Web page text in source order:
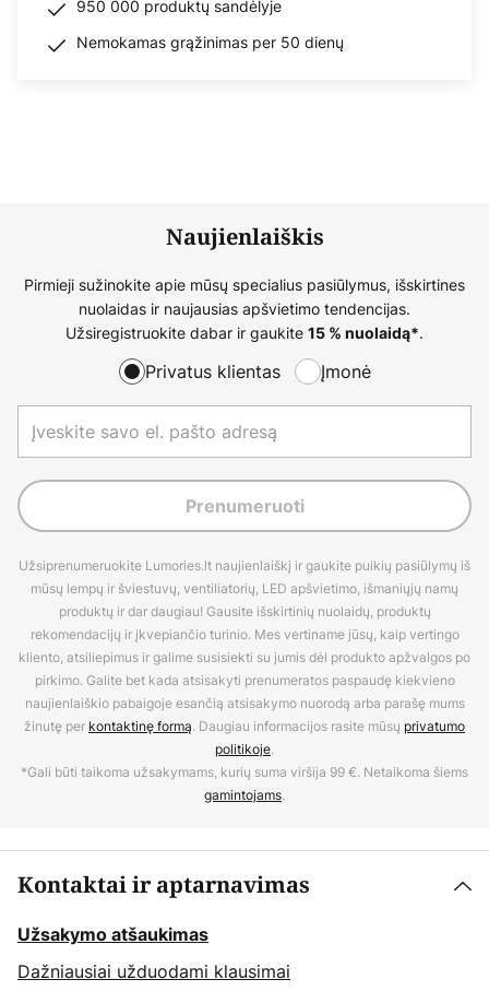
950 000 produktų sandėlyje
Nemokamas grąžinimas per 50 dienų
Naujienlaiškis
Pirmieji sužinokite apie mūsų specialius pasiūlymus, išskirtines
nuolaidas ir naujausias apšvietimo tendencijas.
Užsiregistruokite dabar ir gaukite 15 % nuolaidą*.
Privatus klientas Įmonė
Prenumeruoti
Užsiprenumeruokite Lumories.lt naujienlaiškį ir gaukite puikių pasiūlymų iš
mūsų lempų ir šviestuvų, ventiliatorių, LED apšvietimo, išmaniųjų namų
produktų ir dar daugiau! Gausite išskirtinių nuolaidų, produktų
rekomendacijų ir įkvepiančio turinio. Mes vertiname jūsų, kaip vertingo
kliento, atsiliepimus ir galime susisiekti su jumis dėl produkto apžvalgos po
pirkimo. Galite bet kada atsisakyti prenumeratos paspaudę kiekvieno
naujienlaiškio pabaigoje esančią atsisakymo nuorodą arba parašę mums
žinutę per kontaktinę formą. Daugiau informacijos rasite mūsų privatumo
politikoje.
*Gali būti taikoma užsakymams, kurių suma viršija 99 €. Netaikoma šiems
gamintojams.
Kontaktai ir aptarnavimas
Užsakymo atšaukimas
Dažniausiai užduodami klausimai